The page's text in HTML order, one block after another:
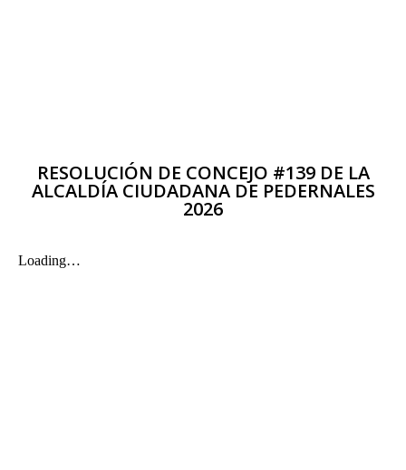
RESOLUCIÓN DE CONCEJO #139 DE LA
ALCALDÍA CIUDADANA DE PEDERNALES
2026